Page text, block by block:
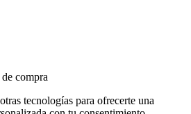
compra
tecnologías para ofrecerte una